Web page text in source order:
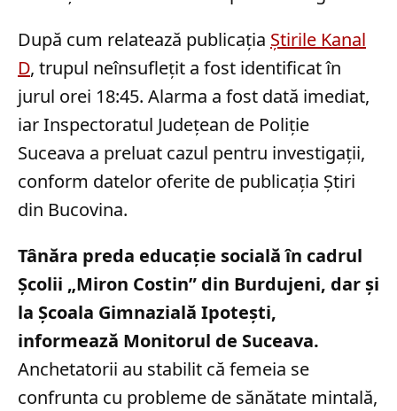
După cum relatează publicația Știrile Kanal
D, trupul neînsuflețit a fost identificat în
jurul orei 18:45. Alarma a fost dată imediat,
iar Inspectoratul Județean de Poliție
Suceava a preluat cazul pentru investigații,
conform datelor oferite de publicația Știri
din Bucovina.
Tânăra preda educație socială în cadrul
Școlii „Miron Costin” din Burdujeni, dar și
la Școala Gimnazială Ipotești,
informează Monitorul de Suceava.
Anchetatorii au stabilit că femeia se
confrunta cu probleme de sănătate mintală,